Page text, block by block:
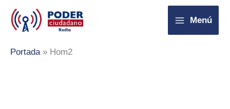
contenido
Menú
Portada» Hom2